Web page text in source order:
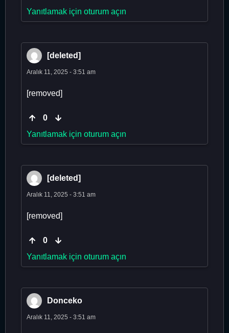
Yanıtlamak için oturum açın
[deleted]
Aralık 11, 2025 - 3:51 am
[removed]
0
Yanıtlamak için oturum açın
[deleted]
Aralık 11, 2025 - 3:51 am
[removed]
0
Yanıtlamak için oturum açın
Donceko
Aralık 11, 2025 - 3:51 am